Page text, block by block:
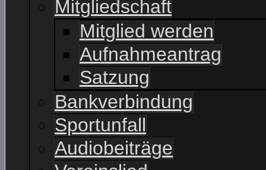
Mitgliedschaft
Mitglied werden
Aufnahmeantrag
Satzung
Bankverbindung
Sportunfall
Audiobeiträge